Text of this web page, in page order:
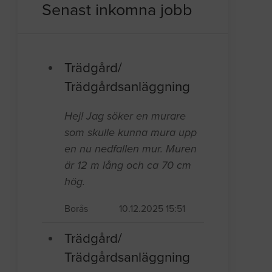
Senast inkomna jobb
Trädgård/
Trädgårdsanläggning
Hej! Jag söker en murare
som skulle kunna mura upp
en nu nedfallen mur. Muren
är 12 m lång och ca 70 cm
hög.
Borås 10.12.2025 15:51
Trädgård/
Trädgårdsanläggning